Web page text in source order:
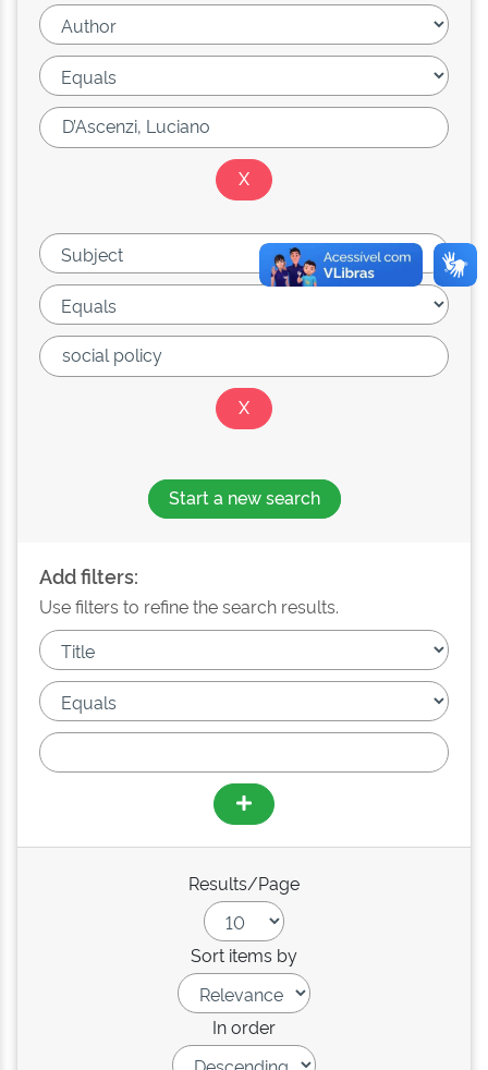
Start a new search
Add filters:
Use filters to refine the search results.
Results/Page
Sort items by
In order